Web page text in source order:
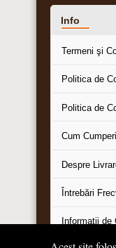
Info
Termeni şi
Politica de
Politica de
Cum
Despre
Întrebări
Informaţii de